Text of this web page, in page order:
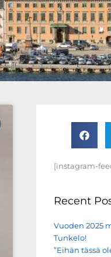
[instagram-
Recent
Vuoden 2025
Tunkelo!
”Eihän tässä